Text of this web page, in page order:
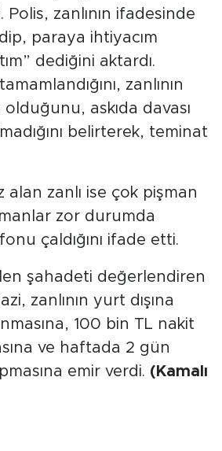
Polis, zanlının ifadesinde
paraya ihtiyacım
dediğini aktardı.
zanlının
olduğunu, askıda davası
belirterek, teminat
alan zanlı ise çok pişman
zor durumda
çaldığını ifade etti.
şahadeti değerlendiren
zanlının yurt dışına
100 bin TL nakit
ve haftada 2 gün
emir verdi. (Kamalı